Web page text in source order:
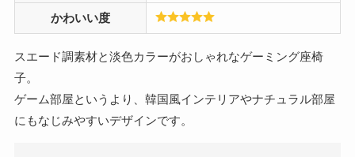
かわいい度
スエード調素材と淡色カラーがおしゃれなゲーミング座椅
子。
ゲーム部屋というより、韓国風インテリアやナチュラル部屋
にもなじみやすいデザインです。